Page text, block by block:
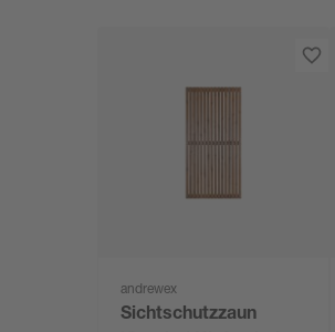
andrewex
Sichtschutzzaun